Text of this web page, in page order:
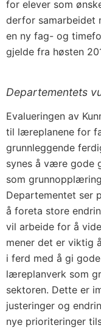
for elever som
derfor samarbeidet
en ny fag- og
gjelde fra høsten
Departementets
Evalueringen av
til læreplanene for
grunnleggende
synes å være gode
som
Departementet ser
å foreta store
vil arbeide for å
mener det er viktig
i ferd med å gi
læreplanverk som
sektoren. Dette er
justeringer og
nye prioriteringer